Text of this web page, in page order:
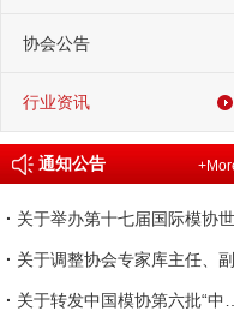
协会公告
行业资讯
通知公告
· 关于举办第十七届国际模协世界大会的通知
· 关于调整协会专家库主任、副主任人选的通知
· 关于转发中国模协第六批“中国模具行业企业信用等级评价”申报工作的通知